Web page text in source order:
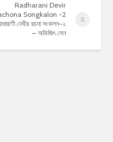
Radharani Devir
Songkalon -2
দেবীর রচনা সংকলন-২
– অভিজিৎ সেন